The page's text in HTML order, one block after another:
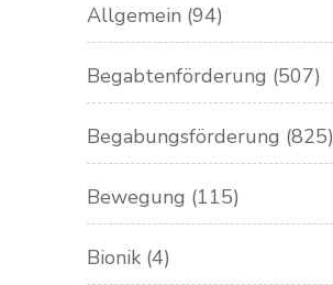
Allgemein (94)
Begabtenförderung (507)
Begabungsförderung (825)
Bewegung (115)
Bionik (4)